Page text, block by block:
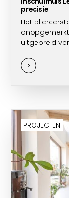
precisie
Het
onopgemerkt
uitgebreid
PROJECTEN